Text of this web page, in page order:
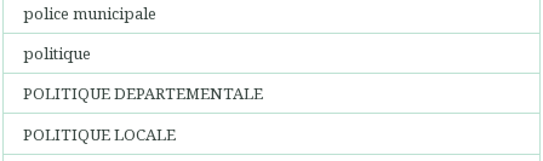
police municipale
politique
POLITIQUE DEPARTEMENTALE
POLITIQUE LOCALE